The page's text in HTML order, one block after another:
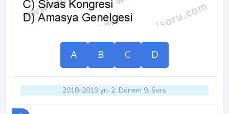
A B C D
2018-2019 yılı 2. Dönem 9. Soru